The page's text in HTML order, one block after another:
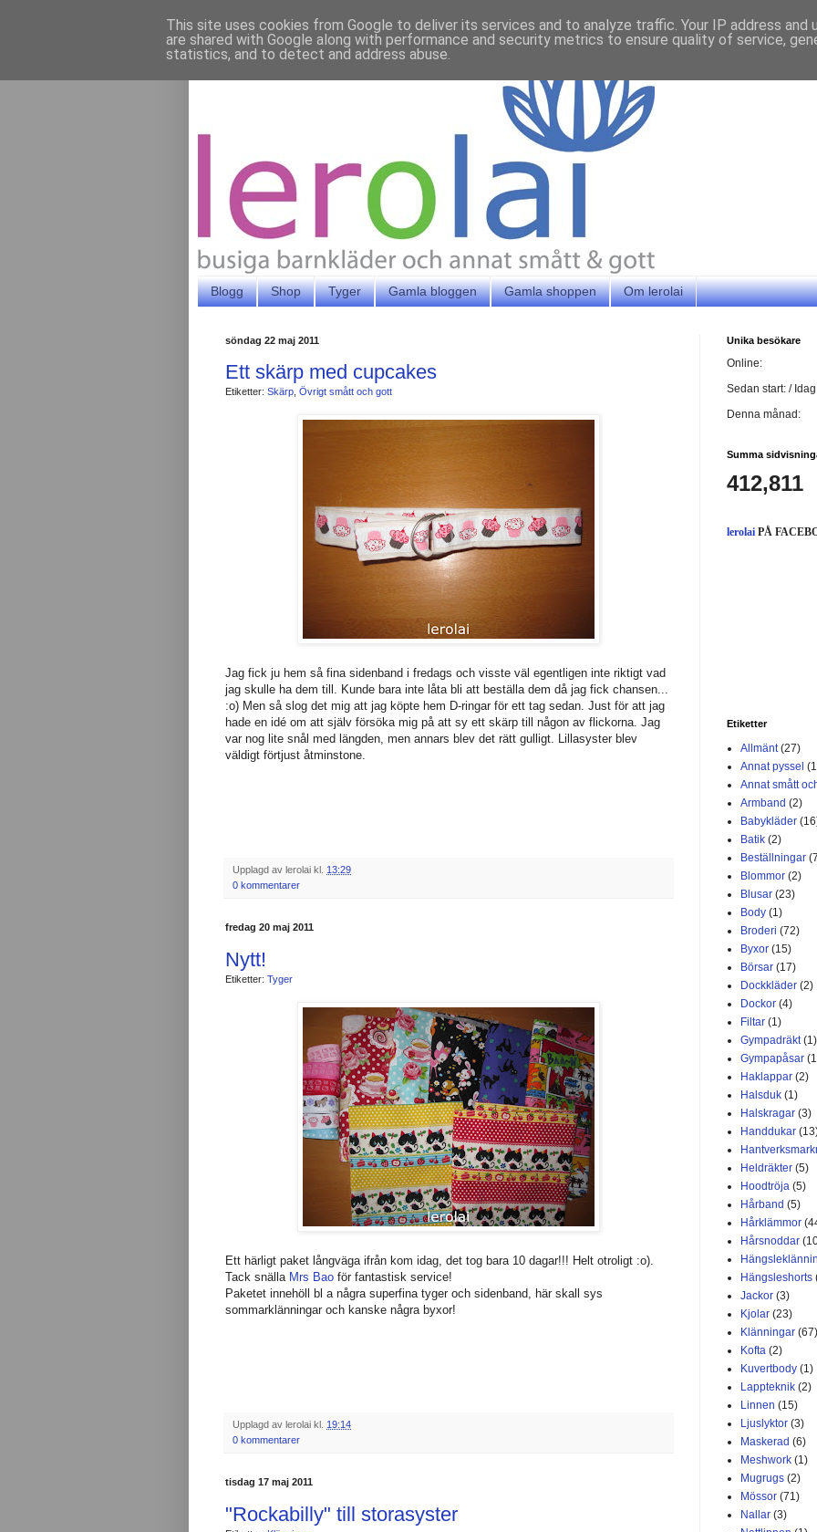
Blogg Shop Tyger Gamla bloggen Gamla shoppen Om lerolai
söndag 22 maj 2011
Ett skärp med cupcakes
Etiketter: Skärp Övrigt smått och gott
Jag fick ju hem så fina sidenband i fredags och visste väl egentligen inte riktigt vad
jag skulle ha dem till. Kunde bara inte låta bli att beställa dem då jag fick chansen...
:o) Men så slog det mig att jag köpte hem D-ringar för ett tag sedan. Just för att jag
hade en idé om att själv försöka mig på att sy ett skärp till någon av flickorna. Jag
var nog lite snål med längden, men annars blev det rätt gulligt. Lillasyster blev
väldigt förtjust åtminstone.
Upplagd av lerolai kl. 13:29
0 kommentarer
fredag 20 maj 2011
Nytt!
Etiketter: Tyger
Ett härligt paket långväga ifrån kom idag, det tog bara 10 dagar!!! Helt otroligt :o).
Tack snälla Mrs Bao för fantastisk service!
Paketet innehöll bl a några superfina tyger och sidenband, här skall sys
sommarklänningar och kanske några byxor!
Upplagd av lerolai kl. 19:14
0 kommentarer
tisdag 17 maj 2011
"Rockabilly" till storasyster
Unika besökare
Online:
Sedan start: /
Denna månad:
Summa
412,811
lerolai PÅ
Etiketter
Allmänt (27)
Annat pyssel
Annat smått
Armband (2)
Babykläder
Batik (2)
Beställningar
Blommor (2)
Blusar (23)
Body (1)
Broderi (72)
Byxor (15)
Börsar (17)
Dockkläder (2)
Dockor (4)
Filtar (1)
Gympadräkt (1)
Gympapåsar
Haklappar (2)
Halsduk (1)
Halskragar (3)
Handdukar
Heldräkter (5)
Hoodtröja (5)
Hårband (5)
Hårklämmor
Hårsnoddar
Hängsleshorts
Jackor (3)
Kjolar (23)
Klänningar (67)
Kofta (2)
Kuvertbody (1)
Lappteknik (2)
Linnen (15)
Ljuslyktor (3)
Maskerad (6)
Meshwork (1)
Mugrugs (2)
Mössor (71)
Nallar (3)
This site uses cookies from Google to deliver its services and to analyze traffic. Your IP address and
are shared with Google along with performance and security metrics to ensure quality of service,
statistics, and to detect and address abuse.